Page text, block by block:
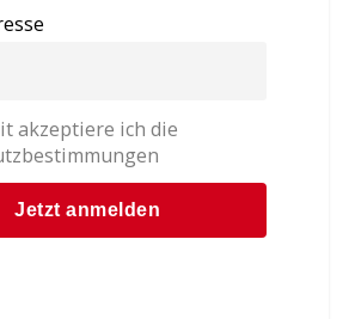
akzeptiere ich die